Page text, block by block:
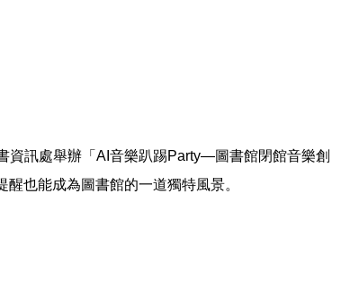
資訊處舉辦「AI音樂趴踢Party—圖書館閉館音樂創
也能成為圖書館的一道獨特風景。